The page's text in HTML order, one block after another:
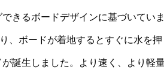
きるボードデザインに基づいていま
、ボードが着地するとすぐに水を押
誕生しました。より速く、より軽